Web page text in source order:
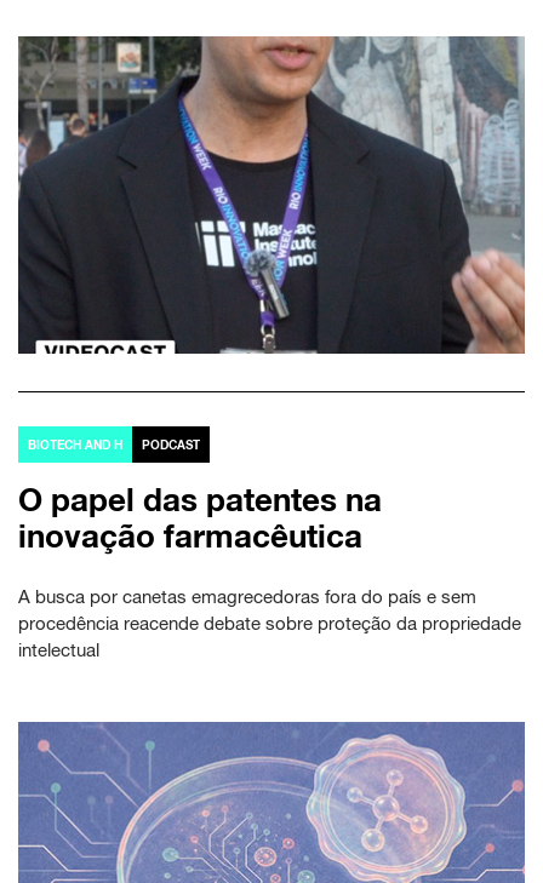
BIOTECH AND H PODCAST
O papel das patentes na
inovação farmacêutica
A busca por canetas emagrecedoras fora do país e sem
procedência reacende debate sobre proteção da propriedade
intelectual